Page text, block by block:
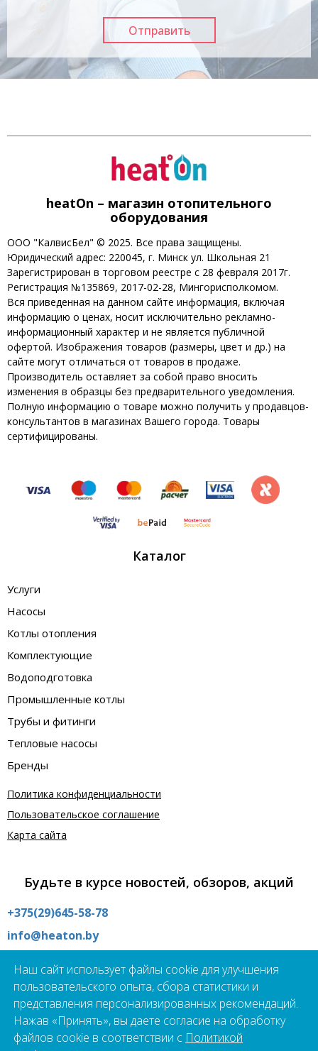
heatOn – магазин отопительного
оборудования
ООО "КалвисБел" © 2025. Все права защищены.
Юридический адрес: 220045, г. Минск ул. Школьная 21
Зарегистрирован в торговом реестре с 28 февраля 2017г.
Регистрация №135869, 2017-02-28, Мингорисполкомом.
Вся приведенная на данном сайте информация, включая
информацию о ценах, носит исключительно рекламно-
информационный характер и не является публичной
офертой. Изображения товаров (размеры, цвет и др.) на
сайте могут отличаться от товаров в продаже.
Производитель оставляет за собой право вносить
изменения в образцы без предварительного уведомления.
Полную информацию о товаре можно получить у продавцов-
консультантов в магазинах Вашего города. Товары
сертифицированы.
Каталог
Услуги
Насосы
Котлы отопления
Комплектующие
Водоподготовка
Промышленные котлы
Трубы и фитинги
Тепловые насосы
Бренды
Политика конфиденциальности
Пользовательское соглашение
Карта сайта
Будьте в курсе новостей, обзоров, акций
+375(29)645-58-78
info@heaton.by
09:00 - 21:00 без выходных
Шоурум:
09:00 - 19:00 пн - пт
г.Минск, ул. Школьная 21А
Подпишись на наш чат-бот прямо сейчас!
Наш сайт использует файлы cookie для улучшения
пользовательского опыта, сбора статистики и
представления персонализированных рекомендаций.
Нажав «Принять», вы даете согласие на обработку
файлов cookie в соответствии с Политикой